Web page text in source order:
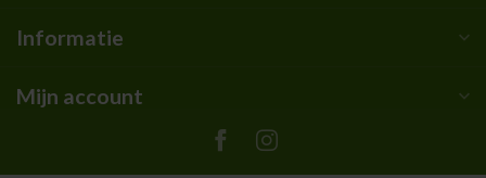
Informatie
Mijn account